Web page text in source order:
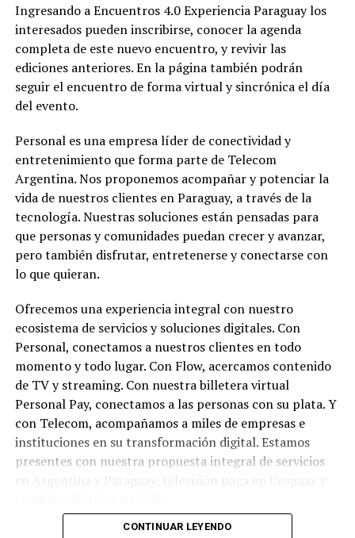
Ingresando a Encuentros 4.0 Experiencia Paraguay los
interesados pueden inscribirse, conocer la agenda
completa de este nuevo encuentro, y revivir las
ediciones anteriores. En la página también podrán
seguir el encuentro de forma virtual y sincrónica el día
del evento.
Personal es una empresa líder de conectividad y
entretenimiento que forma parte de Telecom
Argentina. Nos proponemos acompañar y potenciar la
vida de nuestros clientes en Paraguay, a través de la
tecnología. Nuestras soluciones están pensadas para
que personas y comunidades puedan crecer y avanzar,
pero también disfrutar, entretenerse y conectarse con
lo que quieran.
Ofrecemos una experiencia integral con nuestro
ecosistema de servicios y soluciones digitales. Con
Personal, conectamos a nuestros clientes en todo
momento y todo lugar. Con Flow, acercamos contenido
de TV y streaming. Con nuestra billetera virtual
Personal Pay, conectamos a las personas con su plata. Y
con Telecom, acompañamos a miles de empresas e
instituciones en su transformación digital. Estamos
presentes con nuestra propuesta integral de servicios
CONTINUAR LEYENDO